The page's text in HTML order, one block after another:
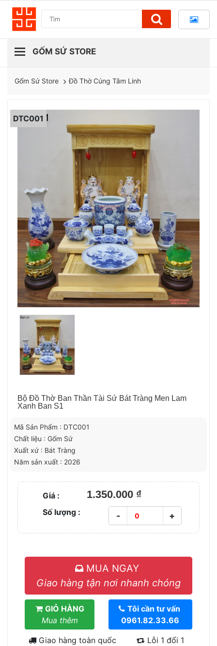
Gốm Sứ Store Đồ Thờ Cúng Tâm Linh
DTC001
Bộ Đồ Thờ Ban Thần Tài Sứ Bát Tràng Men Lam
Xanh Ban S1
Mã Sản Phẩm : DTC001
Chất liệu : Gốm Sứ
Xuất xứ : Bát Tràng
Năm sản xuất : 2026
Giá : 1.350.000 ₫
Số lượng : - +
MUA NGAY
Giao hàng tận nơi nhanh chóng
GIỎ HÀNG
Mua thêm
Tôi cần tư vấn
0961.82.33.66
Giao hàng toàn quốc
Lỗi 1 đổi 1